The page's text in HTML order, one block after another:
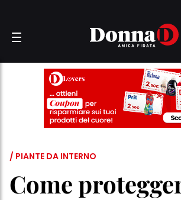
/ PIANTE DA INTERNO
Come